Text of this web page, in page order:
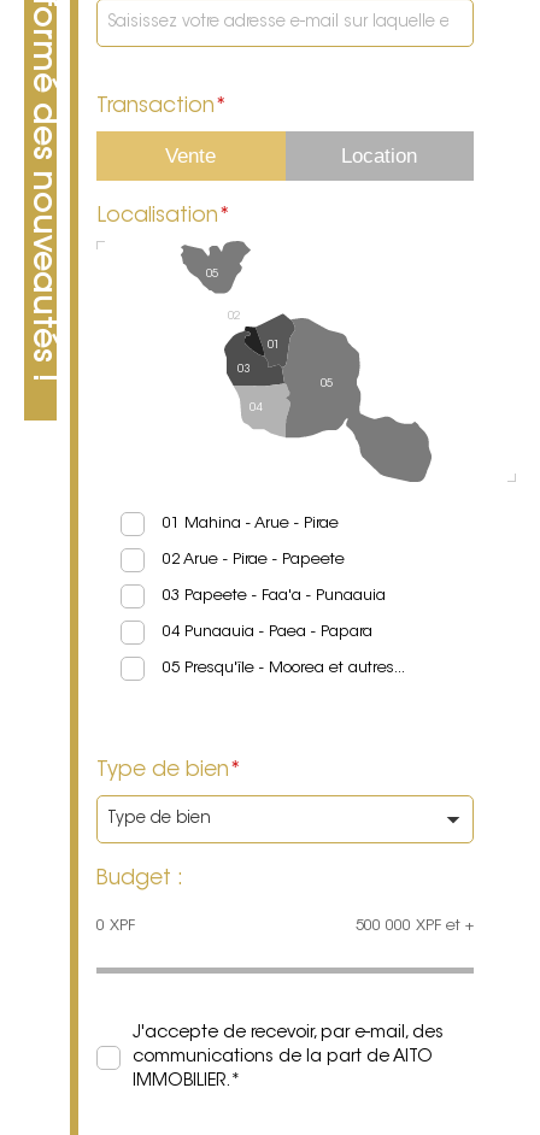
Restez informé des nouveautés ! Transaction*
Vente Location
Localisation*
01
02
03
04
05
05
01 Mahina - Arue - Pirae
02 Arue - Pirae - Papeete
03 Papeete - Faa'a - Punaauia
04 Punaauia - Paea - Papara
05 Presqu'île - Moorea et autres...
Type de bien*
Budget :
0 XPF 500 000 XPFet +
J'accepte de recevoir, par e-mail, des
communications de la part de AITO
IMMOBILIER. *